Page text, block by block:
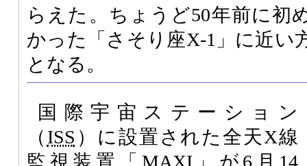
らえた。ちょうど50年前に初
かった「さそり座X-1」に近い
となる。
国際宇宙ステーション
（ ISS ）に設置された全天X線
監視装置「 MAXI」が6月14